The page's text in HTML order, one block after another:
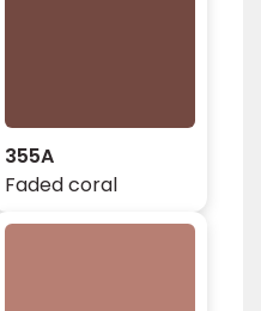
355A
Faded coral